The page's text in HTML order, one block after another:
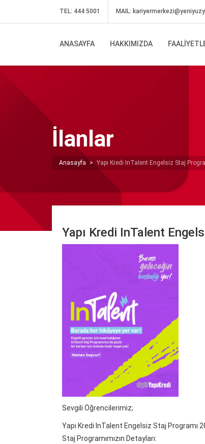
TEL: 444 5001 MAIL:
ANASAYFA HAKKIMIZDA
İlanlar
Anasayfa > Yapı Kredi InTalent Engelsiz Staj
Yapı Kredi InTalent
Sevgili Öğrencilerimiz;
Yapı Kredi InTalent Engelsiz Staj Programı
Staj Programımızın Detayları: